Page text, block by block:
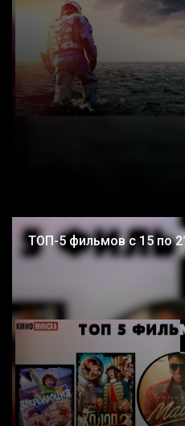
ТОП-5 фильмов с 15 по